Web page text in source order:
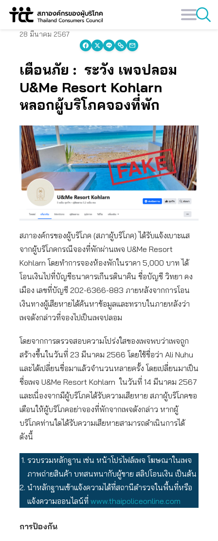
Skip
28 มีนาคม 2567
เตือนภัย : ระวัง เพจปลอม
U&Me Resort Kohlarn
หลอกผู้บริโภคจองที่พัก
สภาองค์กรของผู้บริโภค (สภาผู้บริโภค) ได้รับแจ้งเบาะแส
จากผู้บริโภคกรณีจองที่พักผ่านเพจ U&Me Resort
Kohlarn โดยทำการจองห้องพักในราคา 5,000 บาท ได้
โอนเงินไปที่บัญชีธนาคารเกีนรตินาคิน ชื่อบัญชี วิทยา คง
เมือง เลขที่บัญชี 202-6366-883 ภายหลังจากการโอน
เงินทางผู้เสียหายได้ค้นหาข้อมูลและทราบในภายหลังว่า
เพจดังกล่าวที่จองไปเป็นเพจปลอม
โดยจากการตรวจสอบความโปร่งใสของเพจพบว่าเพจถูก
สร้างขึ้นในวันที่ 23 มีนาคม 2566 โดยใช้ชื่อว่า Ali Nuhu
และได้เปลี่ยนชื่อมาแล้วจำนวนหลายครั้ง โดยเปลี่ยนมาเป็น
ชื่อเพจ U&Me Resort Kohlarn ในวันที่ 14 มีนาคม 2567
และเนื่องจากมีผู้บริโภคได้รับความเสียหาย สภาผู้บริโภคขอ
เตือนให้ผู้บริโภคอย่าจองที่พักจากเพจดังกล่าว หากผู้
บริโภคท่านใดได้รับความเสียหายสามารถดำเนินการได้
ดังนี้
รวบรวมหลักฐาน เช่น หน้าโปรไฟล์เพจ โฆษณาในเพจ
ภาพถ่ายสินค้า บทสนทนากับผู้ขาย สลิปโอนเงิน เป็นต้น
นำหลักฐานเข้าแจ้งความได้ที่สถานีตำรวจในพื้นที่หรือ
แจ้งความออนไลน์ที่ www.thaipoliceonline.com
การป้องกัน